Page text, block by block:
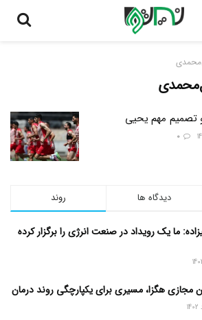
تصمیم مهم یحیی
روند دیدگاه ها
ما یک رویداد در صنعت انرژی را برگزار کرده
مجازی هگزا، مسیری برای یکپارچگی روند درمان